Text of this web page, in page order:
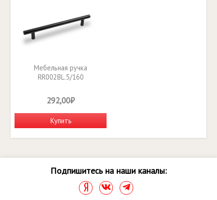
Мебельная ручка
RR002BL.5/160
292,00₽
Купить
Подпишитесь на наши каналы: